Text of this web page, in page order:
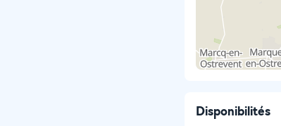
Disponibilités